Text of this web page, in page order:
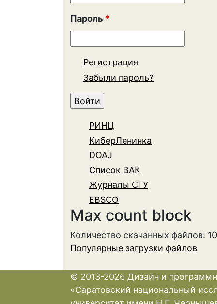
Пароль *
Регистрация
Забыли пароль?
РИНЦ
КиберЛенинка
DOAJ
Список ВАК
Журналы СГУ
EBSCO
Max count block
Количество скачанных файлов:
Популярные загрузки файлов
© 2013-2026 Дизайн и
«Саратовский национальный